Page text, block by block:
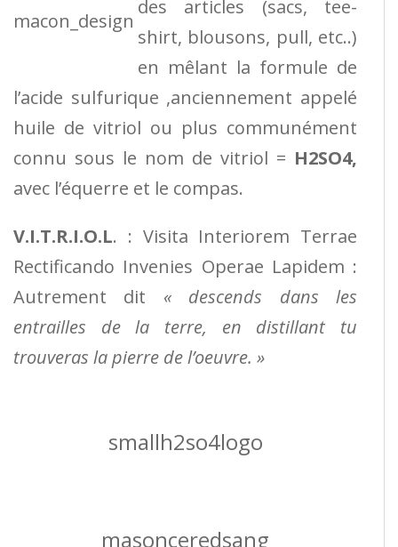
des articles (sacs, tee-
shirt, blousons, pull, etc..)
en mêlant la formule de
l’acide sulfurique ,anciennement appelé
huile de vitriol ou plus communément
connu sous le nom de vitriol = H2SO4,
avec l’équerre et le compas.
V.I.T.R.I.O.L. : Visita Interiorem Terrae
Rectificando Invenies Operae Lapidem :
Autrement dit « descends dans les
entrailles de la terre, en distillant tu
trouveras la pierre de l’oeuvre. »
smallh2so4logo
masonceredsang